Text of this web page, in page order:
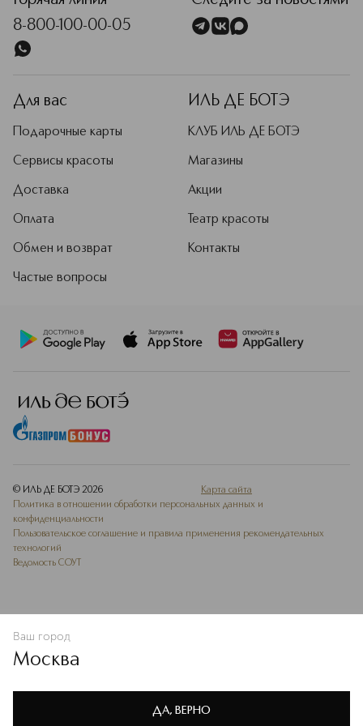
Политике конфиденциальности
8-800-100-00-05
Для вас
Подарочные карты
Сервисы красоты
Доставка
Оплата
Обмен и возврат
Частые вопросы
ИЛЬ ДЕ БОТЭ
КЛУБ ИЛЬ ДЕ БОТЭ
Магазины
Акции
Театр красоты
Контакты
© ИЛЬ ДЕ БОТЭ 2026
Карта сайта
Политика в отношении обработки персональных данных и
конфиденциальности
Пользовательское соглашение и правила применения рекомендательных
технологий
Ведомость СОУТ
Ваш город
Москва
ДА, ВЕРНО